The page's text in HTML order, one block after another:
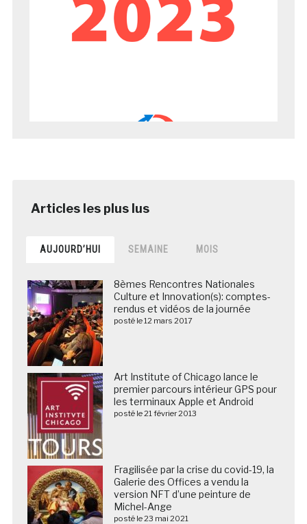
AUJOURD’HUI SEMAINE MOIS
8èmes Rencontres Nationales
Culture et Innovation(s): comptes-
rendus et vidéos de la journée
posté le 12 mars 2017
Art Institute of Chicago lance le
premier parcours intérieur GPS pour
les terminaux Apple et Android
posté le 21 février 2013
Fragilisée par la crise du covid-19, la
Galerie des Offices a vendu la
version NFT d’une peinture de
Michel-Ange
posté le 23 mai 2021